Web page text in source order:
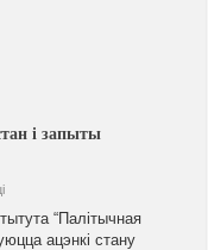
і запыты
“Палітычная
ацэнкі стану